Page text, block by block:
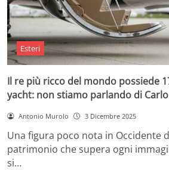
Esteri
Il re più ricco del mondo possiede
yacht: non stiamo parlando di Carlo
Antonio Murolo 3 Dicembre 2025
Una figura poco nota in Occidente
patrimonio che supera ogni
si…